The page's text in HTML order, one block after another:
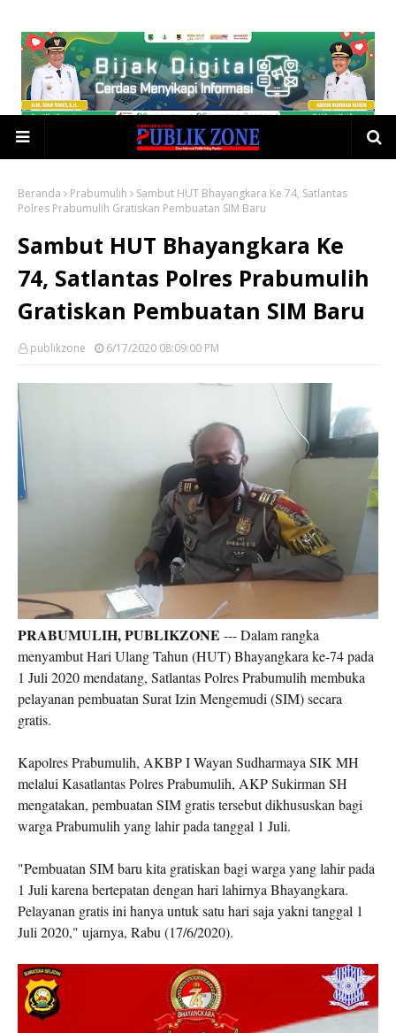
Beranda Prabumulih
Sambut HUT Bhayangkara Ke 74, Satlantas
Polres Prabumulih Gratiskan Pembuatan SIM Baru
Sambut HUT Bhayangkara Ke
74, Satlantas Polres Prabumulih
Gratiskan Pembuatan SIM Baru
publikzone 6/17/2020 08:09:00 PM
PRABUMULIH, PUBLIKZONE --- Dalam rangka
menyambut Hari Ulang Tahun (HUT) Bhayangkara ke-74 pada
1 Juli 2020 mendatang, Satlantas Polres Prabumulih membuka
pelayanan pembuatan Surat Izin Mengemudi (SIM) secara
gratis.
Kapolres Prabumulih, AKBP I Wayan Sudharmaya SIK MH
melalui Kasatlantas Polres Prabumulih, AKP Sukirman SH
mengatakan, pembuatan SIM gratis tersebut dikhususkan bagi
warga Prabumulih yang lahir pada tanggal 1 Juli.
"Pembuatan SIM baru kita gratiskan bagi warga yang lahir pada
1 Juli karena bertepatan dengan hari lahirnya Bhayangkara.
Pelayanan gratis ini hanya untuk satu hari saja yakni tanggal 1
Juli 2020," ujarnya, Rabu (17/6/2020).